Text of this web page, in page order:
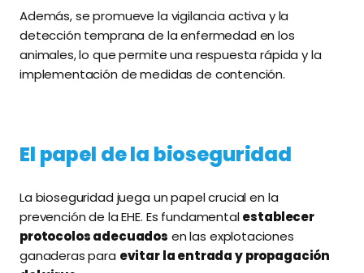
Además, se promueve la vigilancia activa y la
detección temprana de la enfermedad en los
animales, lo que permite una respuesta rápida y la
implementación de medidas de contención.
El papel de la bioseguridad
La bioseguridad juega un papel crucial en la
prevención de la EHE. Es fundamentalestablecer
protocolos adecuados en las explotaciones
ganaderas para evitar la entrada y propagación